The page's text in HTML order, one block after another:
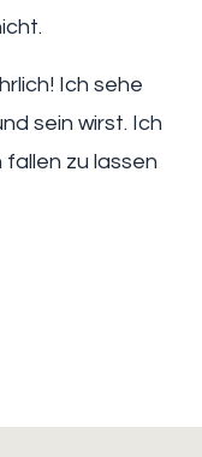
Ich sehe
sein wirst. Ich
fallen zu lassen